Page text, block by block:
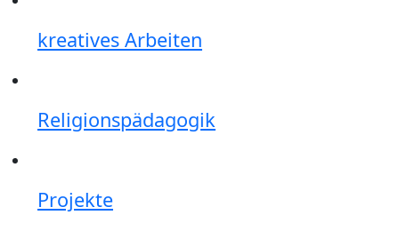
kreatives Arbeiten
Religionspädagogik
Projekte